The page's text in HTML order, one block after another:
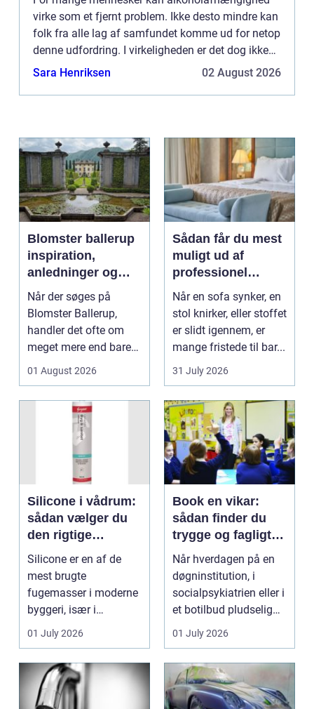
virke som et fjernt problem. Ikke desto mindre kan
folk fra alle lag af samfundet komme ud for netop
denne udfordring. I virkeligheden er det dog ikke
altid så let at sige, hvornår der er tale om et reelt
Sara Henriksen 02 August 2026
Blomster ballerup
inspiration,
anledninger og
lokale muligheder
Når der søges på
Blomster Ballerup,
handler det ofte om
meget mere end bare
Blomste...
01 August 2026
Sådan får du mest
muligt ud af
professionel
møbelpolstring
Når en sofa synker, en
stol knirker, eller stoffet
er slidt igennem, er
mange fristede til bar...
31 July 2026
Silicone i vådrum:
sådan vælger du
den rigtige
fugemasse
Silicone er en af de
mest brugte
fugemasser i moderne
byggeri, især i
badeværelser,
køkkener og andr...
01 July 2026
Book en vikar:
sådan finder du
trygge og fagligt
stærke løsninger
Når hverdagen på en
døgninstitution, i
socialpsykiatrien eller i
et botilbud pludselig
ændrer sig, k...
01 July 2026